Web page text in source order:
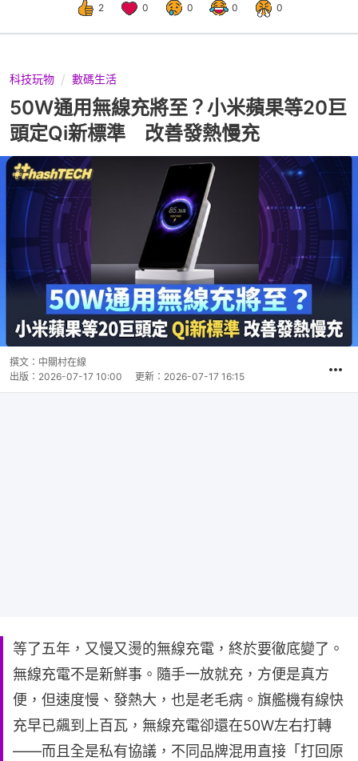
2 0 0 0 0
科技玩物 數碼生活
50W通用無線充將至？小米蘋果等20巨
頭定Qi新標準 改善發熱慢充
撰文： 中關村在線
出版： 2026-07-17 10:00 更新： 2026-07-17 16:15
等了五年，又慢又燙的無線充電，終於要徹底變了。
無線充電不是新鮮事。隨手一放就充，方便是真方
便，但速度慢、發熱大，也是老毛病。旗艦機有線快
充早已飆到上百瓦，無線充電卻還在50W左右打轉
——而且全是私有協議，不同品牌混用直接「打回原